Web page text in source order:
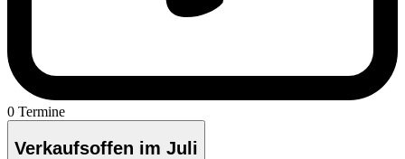
0 Termine
Verkaufsoffen im Juli